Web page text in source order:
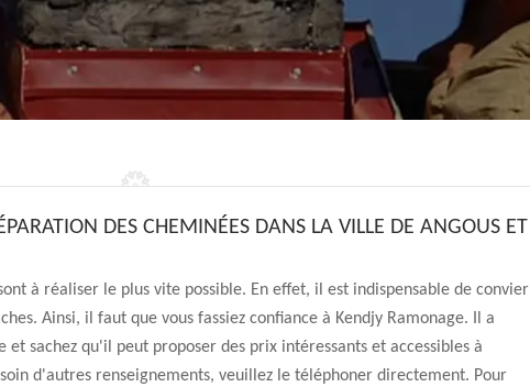
DES CHEMINÉES DANS LA VILLE DE ANGOUS ET
à réaliser le plus vite possible. En effet, il est indispensable de convier
Ainsi, il faut que vous fassiez confiance à Kendjy Ramonage. Il a
sachez qu'il peut proposer des prix intéressants et accessibles à
d'autres renseignements, veuillez le téléphoner directement. Pour